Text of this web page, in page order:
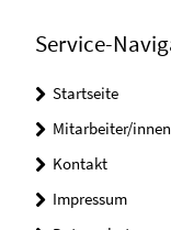
Service-
Startseite
Mitarbeiter/innen
Kontakt
Impressum